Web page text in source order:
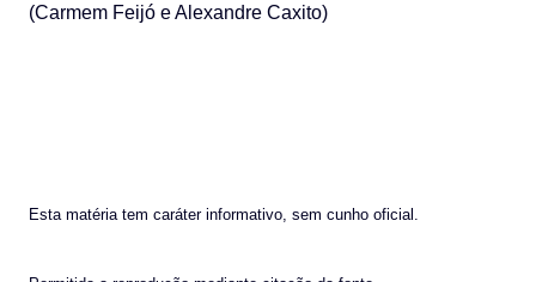
(Carmem Feijó e Alexandre Caxito)
Esta matéria tem caráter informativo, sem cunho oficial.